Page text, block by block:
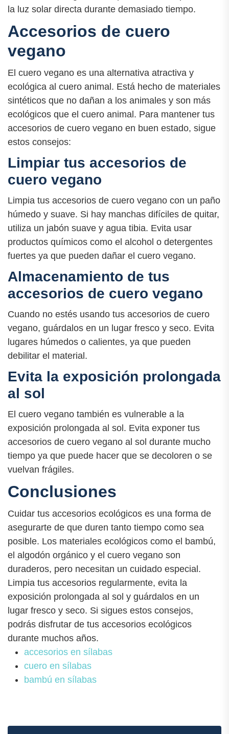
la luz solar directa durante demasiado tiempo.
Accesorios de cuero
vegano
El cuero vegano es una alternativa atractiva y
ecológica al cuero animal. Está hecho de materiales
sintéticos que no dañan a los animales y son más
ecológicos que el cuero animal. Para mantener tus
accesorios de cuero vegano en buen estado, sigue
estos consejos:
Limpiar tus accesorios de
cuero vegano
Limpia tus accesorios de cuero vegano con un paño
húmedo y suave. Si hay manchas difíciles de quitar,
utiliza un jabón suave y agua tibia. Evita usar
productos químicos como el alcohol o detergentes
fuertes ya que pueden dañar el cuero vegano.
Almacenamiento de tus
accesorios de cuero vegano
Cuando no estés usando tus accesorios de cuero
vegano, guárdalos en un lugar fresco y seco. Evita
lugares húmedos o calientes, ya que pueden
debilitar el material.
Evita la exposición prolongada
al sol
El cuero vegano también es vulnerable a la
exposición prolongada al sol. Evita exponer tus
accesorios de cuero vegano al sol durante mucho
tiempo ya que puede hacer que se decoloren o se
vuelvan frágiles.
Conclusiones
Cuidar tus accesorios ecológicos es una forma de
asegurarte de que duren tanto tiempo como sea
posible. Los materiales ecológicos como el bambú,
el algodón orgánico y el cuero vegano son
duraderos, pero necesitan un cuidado especial.
Limpia tus accesorios regularmente, evita la
exposición prolongada al sol y guárdalos en un
lugar fresco y seco. Si sigues estos consejos,
podrás disfrutar de tus accesorios ecológicos
durante muchos años.
accesorios en sílabas
cuero en sílabas
bambú en sílabas